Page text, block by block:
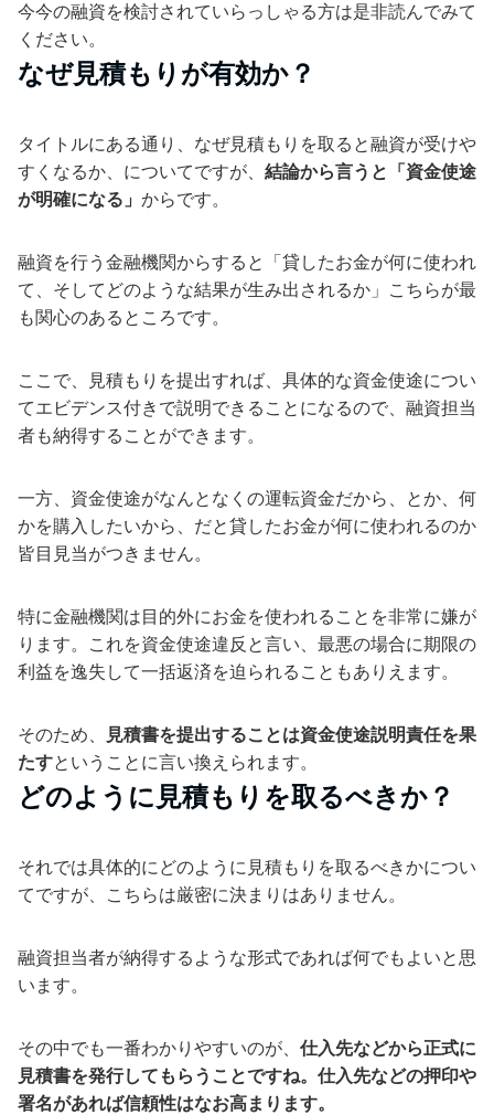
今今の融資を検討されていらっしゃる方は是非読んでみて
ください。
なぜ見積もりが有効か？
タイトルにある通り、なぜ見積もりを取ると融資が受けや
すくなるか、についてですが、 結論から言うと「資金使途
が明確になる」 からです。
融資を行う金融機関からすると「貸したお金が何に使われ
て、そしてどのような結果が生み出されるか」こちらが最
も関心のあるところです。
ここで、見積もりを提出すれば、具体的な資金使途につい
てエビデンス付きで説明できることになるので、融資担当
者も納得することができます。
一方、資金使途がなんとなくの運転資金だから、とか、何
かを購入したいから、だと貸したお金が何に使われるのか
皆目見当がつきません。
特に金融機関は目的外にお金を使われることを非常に嫌が
ります。これを資金使途違反と言い、最悪の場合に期限の
利益を逸失して一括返済を迫られることもありえます。
そのため、
見積書を提出することは資金使途説明責任を果
たすということに言い換えられます。
どのように見積もりを取るべきか？
それでは具体的にどのように見積もりを取るべきかについ
てですが、こちらは厳密に決まりはありません。
融資担当者が納得するような形式であれば何でもよいと思
います。
その中でも一番わかりやすいのが、 仕入先などから正式に
見積書を発行してもらうことですね。仕入先などの押印や
署名があれば信頼性はなお高まります。